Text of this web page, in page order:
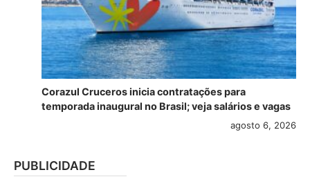
Corazul Cruceros inicia contratações para
temporada inaugural no Brasil; veja salários e vagas
agosto 6, 2026
PUBLICIDADE